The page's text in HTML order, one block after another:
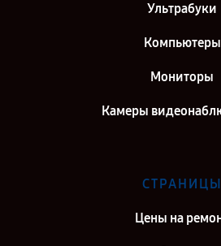
Ультрабуки
Компьютеры
Мониторы
Камеры
СТРАНИЦЫ
Цены на